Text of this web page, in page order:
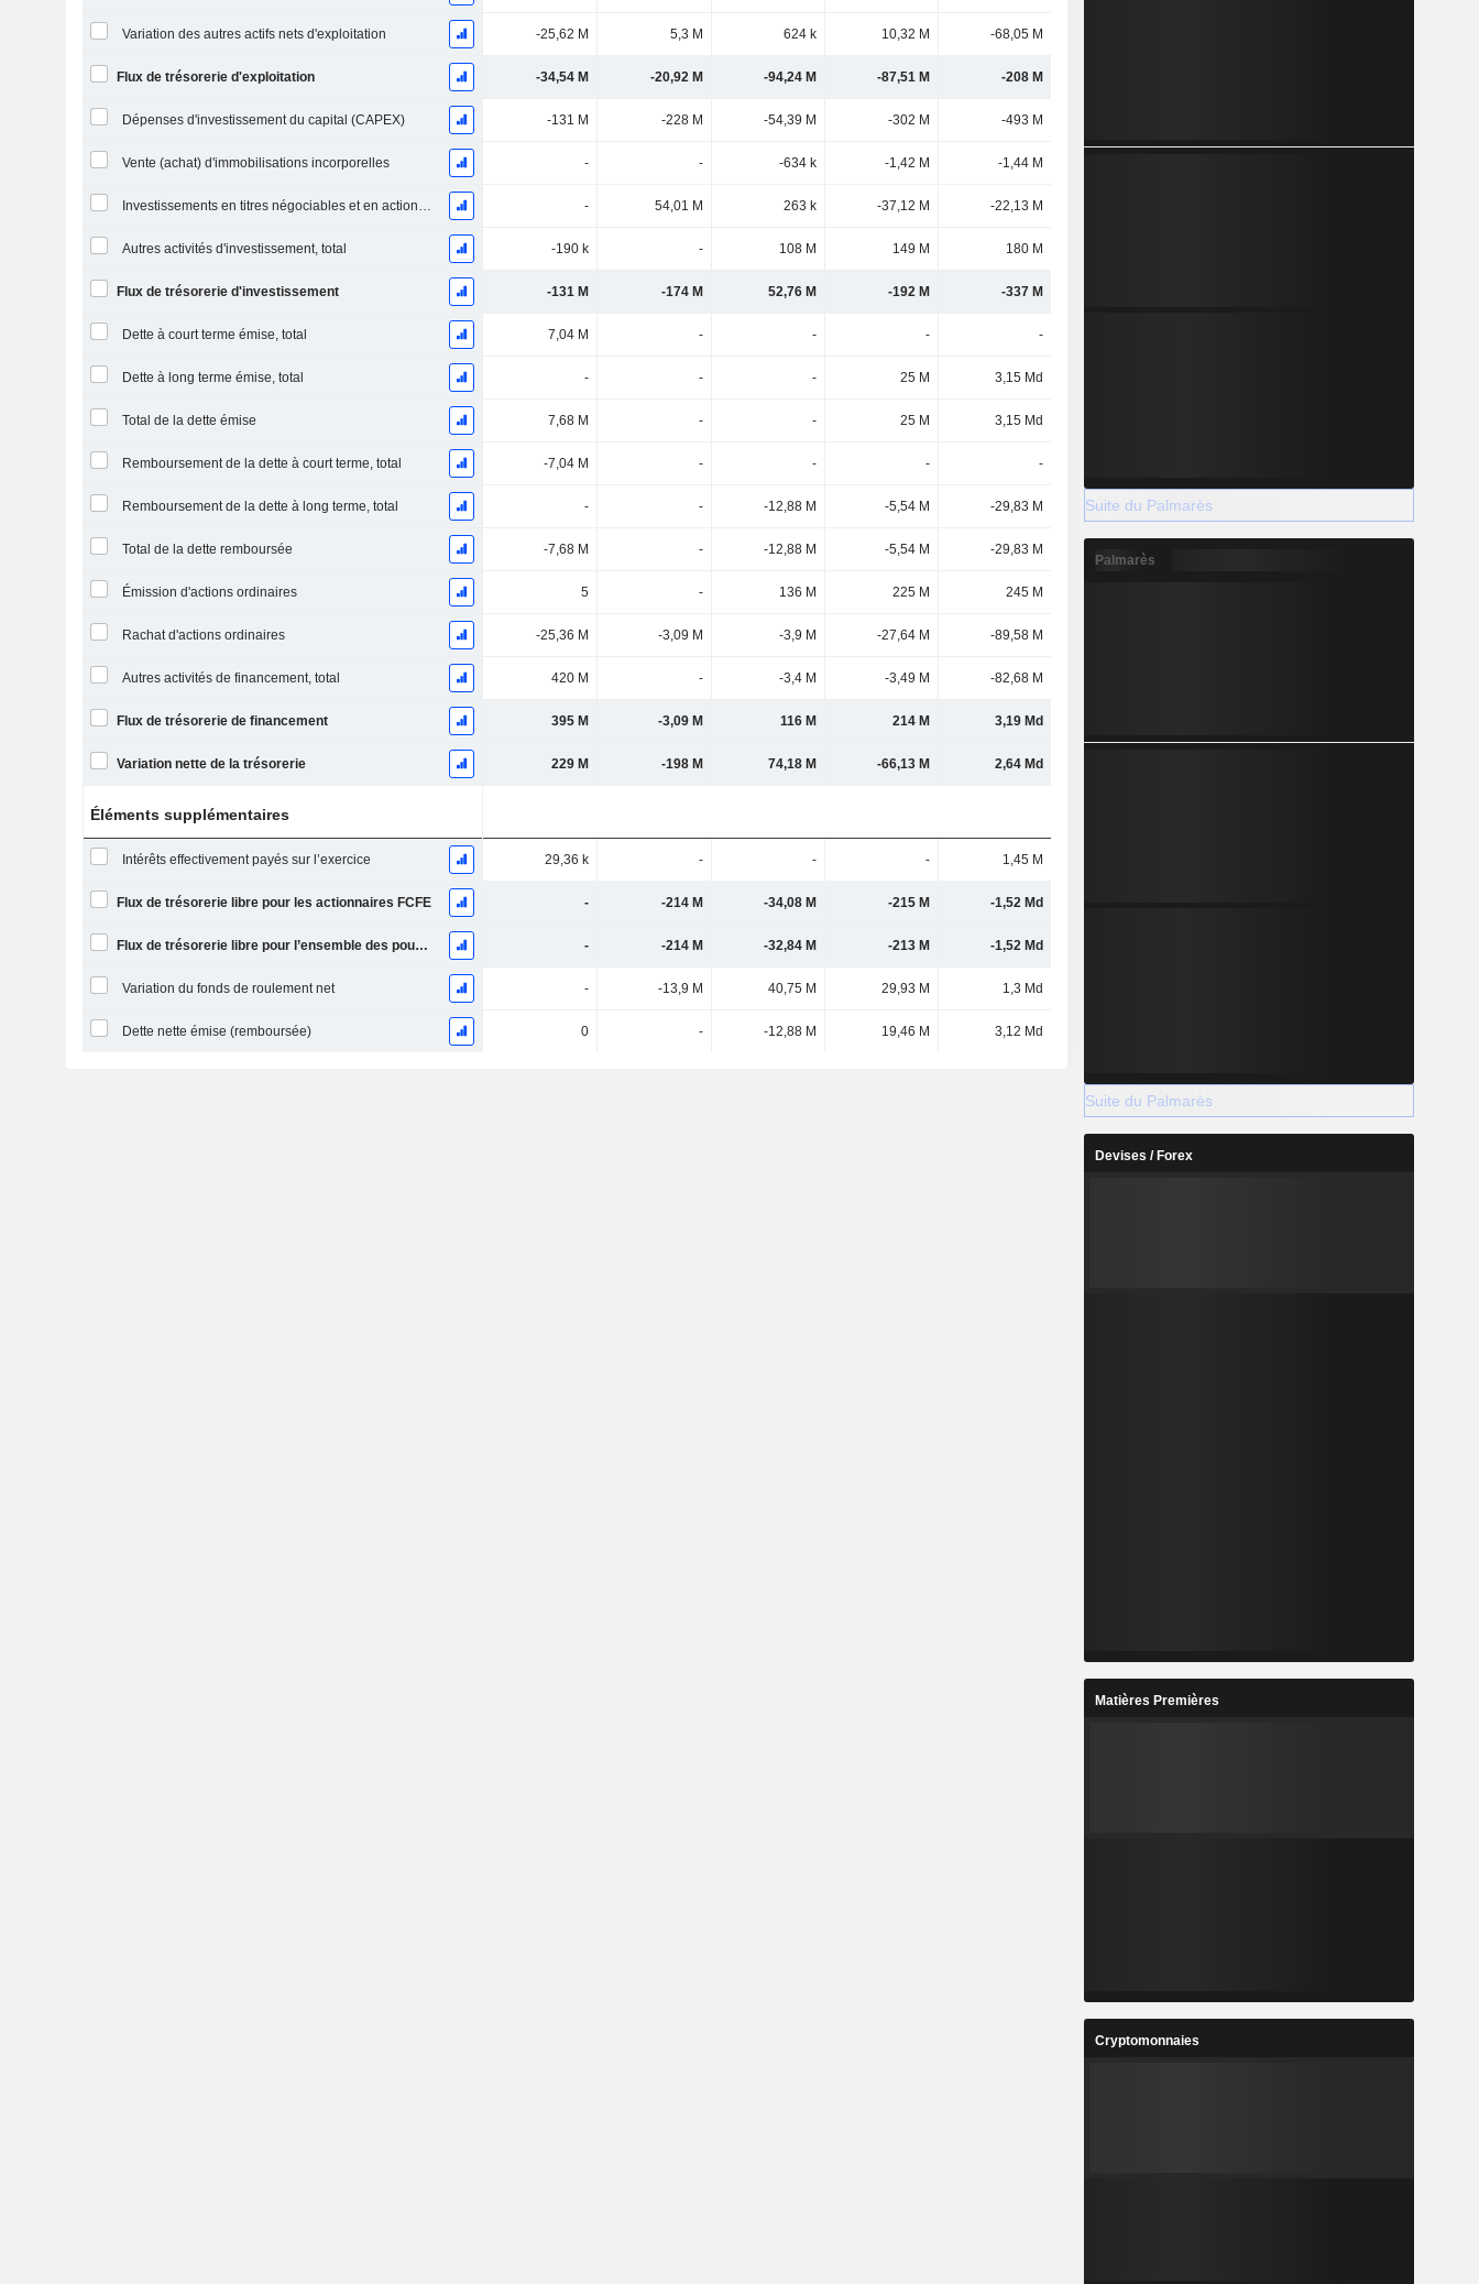
Variation des autres actifs nets d'exploitation -25,62 M 5,3 M 624 k 10,32 M -68,05 M
Flux de trésorerie d'exploitation -34,54 M -20,92 M -94,24 M -87,51 M -208 M
Dépenses d'investissement du capital (CAPEX) -131 M -228 M -54,39 M -302 M -493 M
Vente (achat) d'immobilisations incorporelles - - -634 k -1,42 M -1,44 M
Investissements en titres négociables et en actions, total - 54,01 M 263 k -37,12 M -22,13 M
Autres activités d'investissement, total -190 k - 108 M 149 M 180 M
Flux de trésorerie d'investissement -131 M -174 M 52,76 M -192 M -337 M
Dette à court terme émise, total 7,04 M - - - -
Dette à long terme émise, total - - - 25 M 3,15 Md
Total de la dette émise 7,68 M - - 25 M 3,15 Md
Remboursement de la dette à court terme, total -7,04 M - - - -
Remboursement de la dette à long terme, total - - -12,88 M -5,54 M -29,83 M
Total de la dette remboursée -7,68 M - -12,88 M -5,54 M -29,83 M
Émission d'actions ordinaires 5 - 136 M 225 M 245 M
Rachat d'actions ordinaires -25,36 M -3,09 M -3,9 M -27,64 M -89,58 M
Autres activités de financement, total 420 M - -3,4 M -3,49 M -82,68 M
Flux de trésorerie de financement 395 M -3,09 M 116 M 214 M 3,19 Md
Variation nette de la trésorerie 229 M -198 M 74,18 M -66,13 M 2,64 Md
Éléments supplémentaires
Intérêts effectivement payés sur l’exercice 29,36 k - - - 1,45 M
Flux de trésorerie libre pour les actionnaires FCFE - -214 M -34,08 M -215 M -1,52 Md
Flux de trésorerie libre pour l’ensemble des pourvoyeurs de fonds (créanciers et actionnaires) FCFF - -214 M -32,84 M -213 M -1,52 Md
Variation du fonds de roulement net - -13,9 M 40,75 M 29,93 M 1,3 Md
Dette nette émise (remboursée) 0 - -12,88 M 19,46 M 3,12 Md
Suite du Palmarès
Palmarès
Suite du Palmarès
Devises / Forex
Matières Premières
Cryptomonnaies